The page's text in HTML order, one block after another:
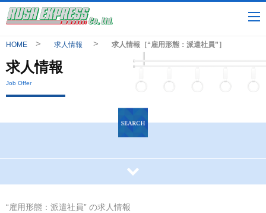
HOME 求人情報 求人情報［“雇用形態：派遣社員”］
求人情報
Job Offer
“雇用形態：派遣社員” の求人情報